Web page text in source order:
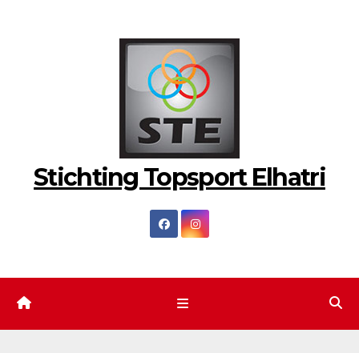
Stichting Topsport Elhatri